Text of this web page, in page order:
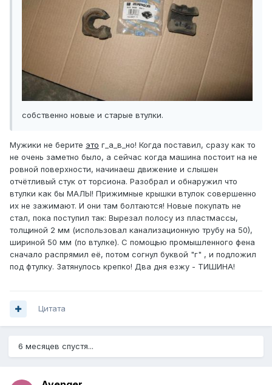
собственно новые и старые втулки.
Мужики не берите это г_а_в_но! Когда поставил, сразу как то
не очень заметно было, а сейчас когда машина постоит на не
ровной поверхности, начинаеш движение и слышен
отчётливый стук от торсиона. Разобрал и обнаружил что
втулки как бы МАЛЫ! Прижимные крышки втулок совершенно
их не зажимают. И они там болтаются! Новые покупать не
стал, пока поступил так: Вырезал полосу из пластмассы,
толщиной 2 мм (использовал канализационную трубу на 50),
шириной 50 мм (по втулке). С помощью промышленного фена
сначало распрямил её, потом согнул буквой "г" , и подложил
под фтулку. Затянулось крепко! Два дня езжу - ТИШИНА!
Цитата
6 месяцев спустя...